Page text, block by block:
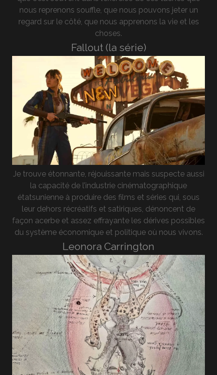
nous reprenons souffle, que nous pouvons jeter un
regard sur le côté, que nous apprenons la vie et les
choses.
Fallout (la série)
Je trouve étonnante, réjouissante mais suspecte aussi
la capacité de l’industrie cinématographique
étatsunienne à produire des films et séries qui, sous
leur dehors récréatifs et satiriques, dénoncent de
façon acerbe et assez effrayante les dérives possibles
du système économique et politique où nous vivons.
Leonora Carrington